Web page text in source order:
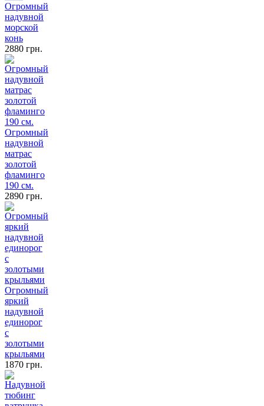
Огромный
надувной
морской
конь
2880 грн.
Огромный
надувной
матрас
золотой
фламинго
190 см.
2890 грн.
Огромный
яркий
надувной
единорог
с
золотыми
крыльями
1870 грн.